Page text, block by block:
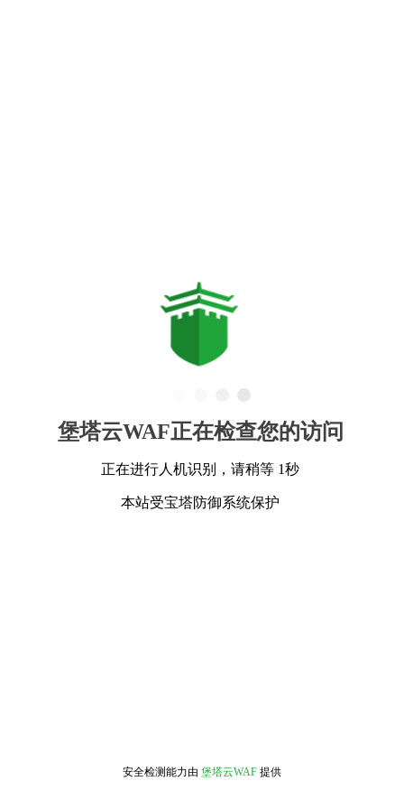
堡塔云WAF正在检查您的访问
正在进行人机识别，请稍等 1秒
本站受宝塔防御系统保护
安全检测能力由 堡塔云WAF 提供